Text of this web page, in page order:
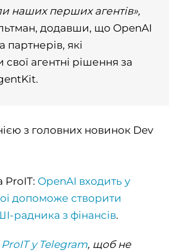
наших перших агентів»,
додавши, що OpenAI
партнерів, які
агентні рішення за
з головних новинок Dev
ProIT: OpenAI входить у
допоможе створити
радника з фінансів.
ProIT у Telegram, щоб не